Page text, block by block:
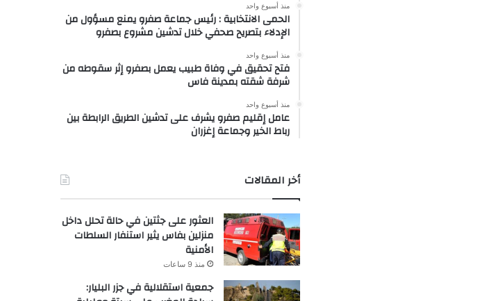
منذ أسبوع واحد
الحمى الانتخابية : رئيس جماعة صفرو يمنع مسؤول من
الإدلاء بتصريح صحفي خلال تدشين مشروع بصفرو
منذ أسبوع واحد
فتح تحقيق في وفاة طبيب يعمل بصفرو إثر سقوطه من
شرفة شقته بمدينة فاس
منذ أسبوع واحد
عامل إقليم صفرو يشرف على تدشين الطريق الرابطة بين
رباط الخير وجماعة إغزران
أخر المقالات
العثور على جثتين في حالة تحلل داخل
منزلين بفاس يثير استنفار السلطات
الأمنية
منذ 9 ساعات
جمعية استقلالية في جزر البليار: